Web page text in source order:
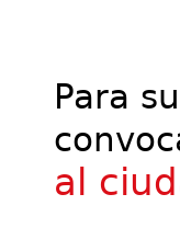
Para
al